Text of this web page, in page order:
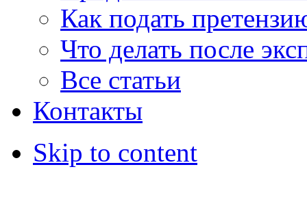
Как подать
Что делать после
Все статьи
Контакты
Skip to content